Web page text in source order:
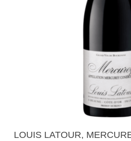
Додади Во
LOUIS LATOUR,